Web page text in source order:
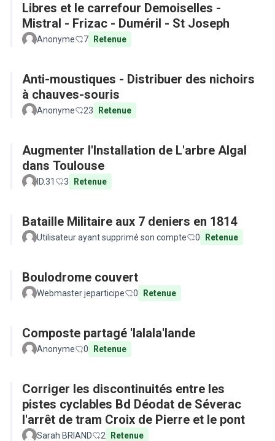
Libres et le carrefour Demoiselles -
Mistral - Frizac - Duméril - St Joseph
Anonyme 7 Retenue
Anti-moustiques - Distribuer des nichoirs
à chauves-souris
Anonyme 23 Retenue
Augmenter l'Installation de L'arbre Algal
dans Toulouse
ID.31 3 Retenue
Bataille Militaire aux 7 deniers en 1814
Utilisateur ayant supprimé son compte 0 Retenue
Boulodrome couvert
Webmaster jeparticipe 0 Retenue
Composte partagé 'lalala'lande
Anonyme 0 Retenue
Corriger les discontinuités entre les
pistes cyclables Bd Déodat de Séverac
l'arrêt de tram Croix de Pierre et le pont
Sarah BRIAND 2 Retenue